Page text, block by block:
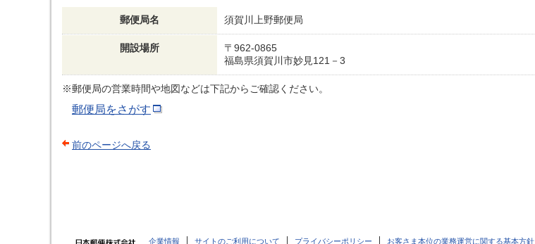
郵便局名 須賀川上野郵便局
開設場所
〒962-0865
福島県須賀川市妙見121－3
※郵便局の営業時間や地図などは下記からご確認ください。
郵便局をさがす
前のページへ戻る
企業情報 サイトのご利用について プライバシーポリシー お客さま本位の業務運営に関する基本方針